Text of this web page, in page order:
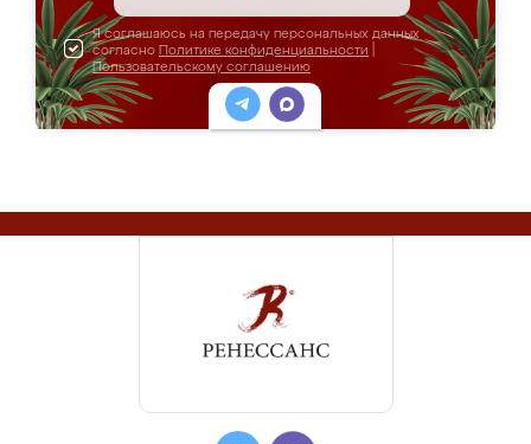
Я соглашаюсь на передачу персональных данных
согласно Политике конфиденциальности
Пользовательскому соглашению